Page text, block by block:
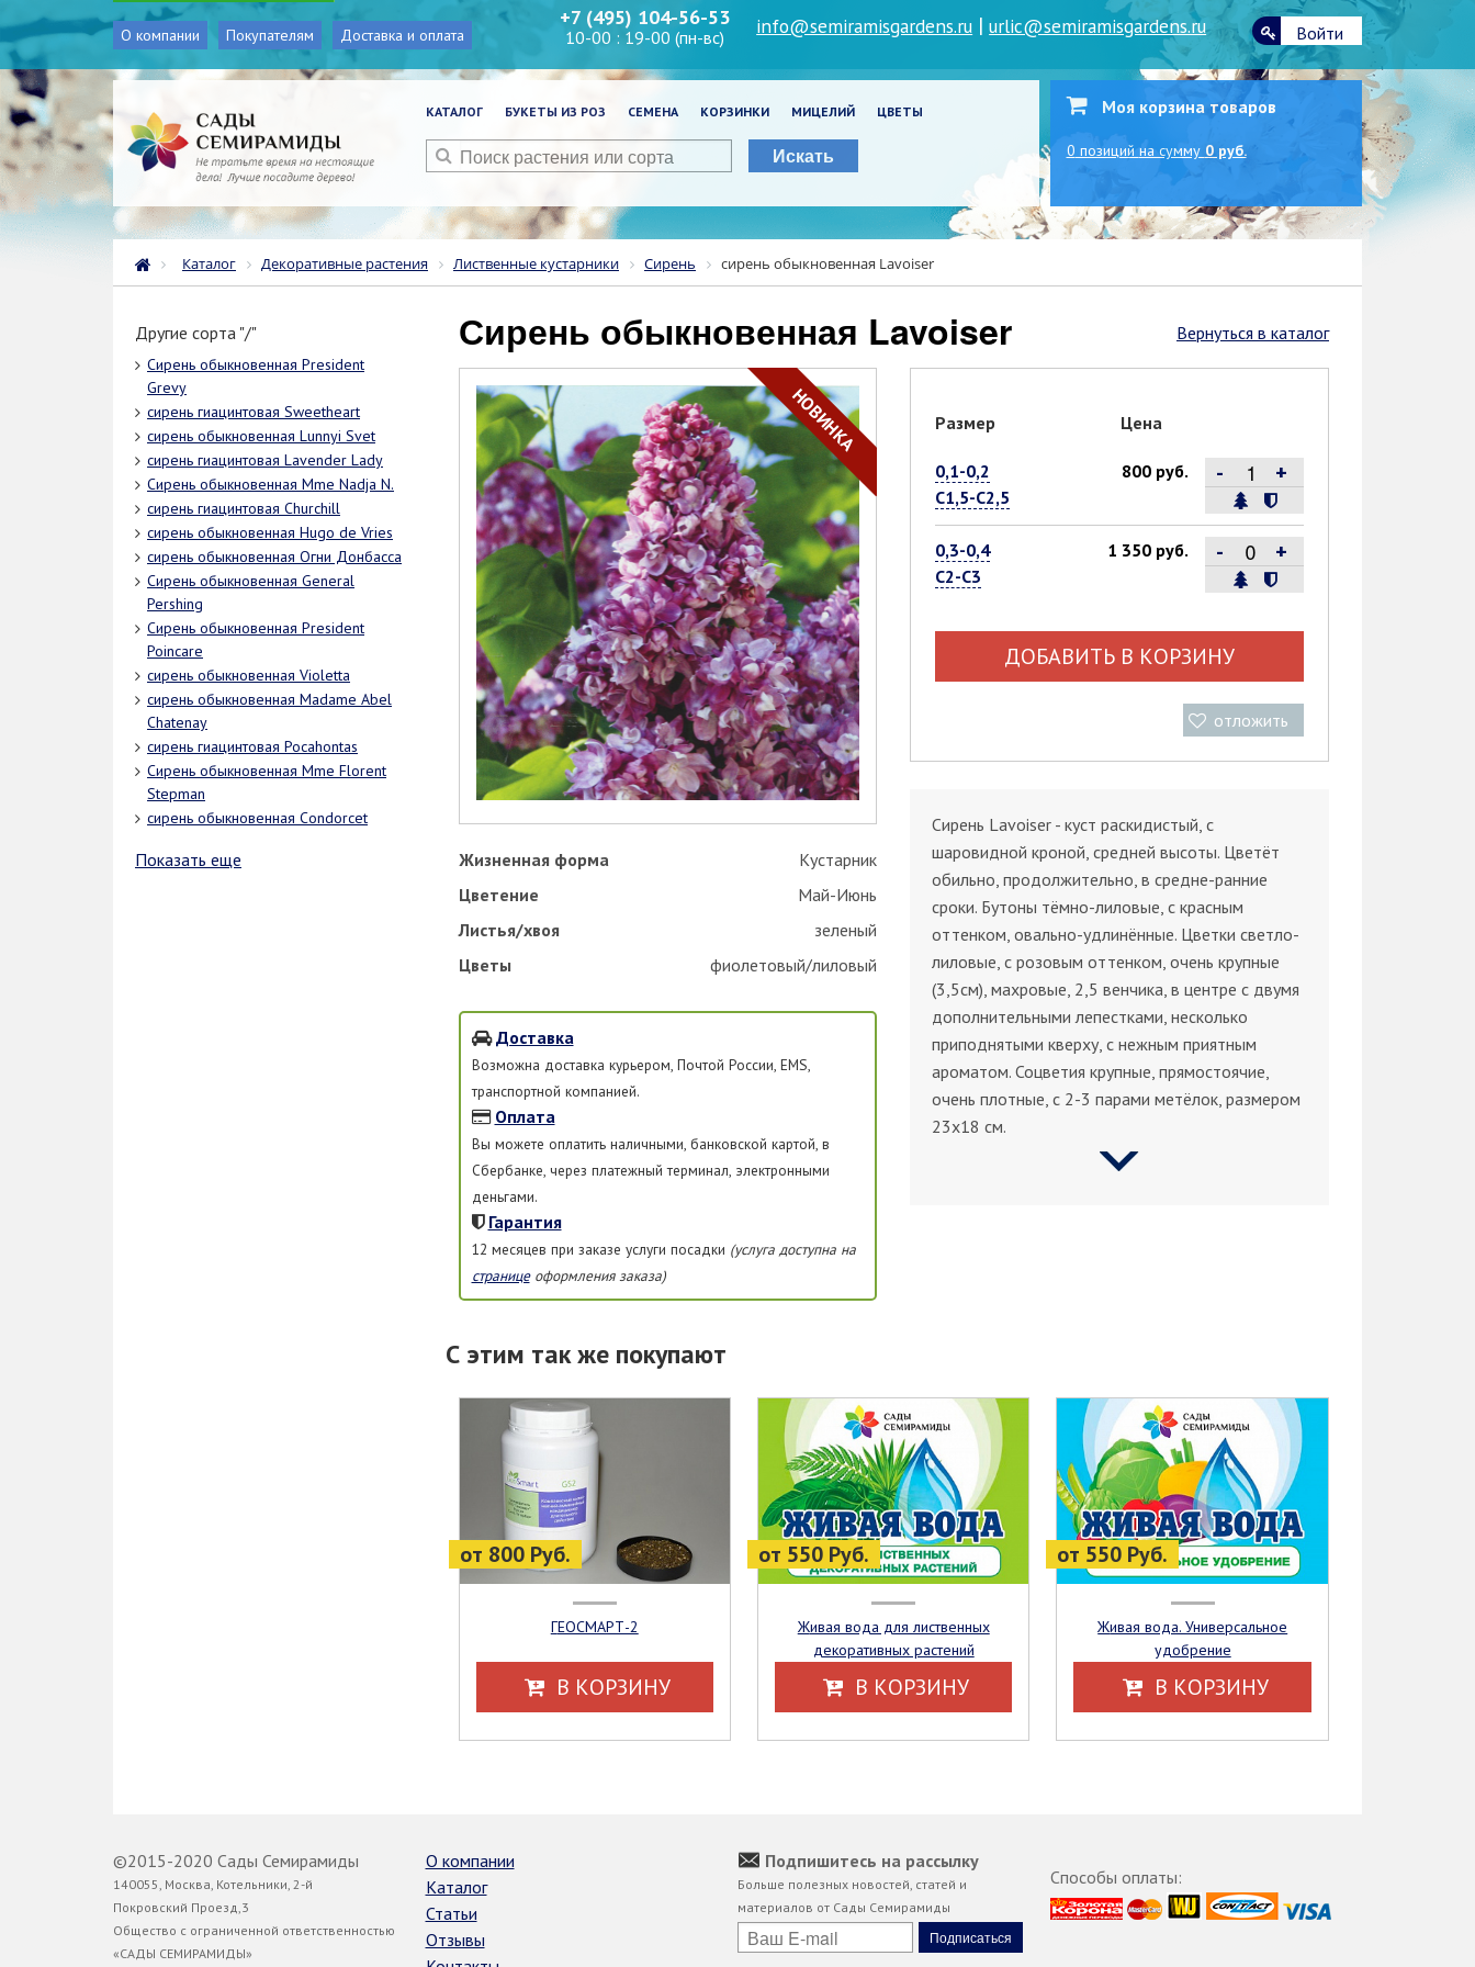
О компании Покупателям Доставка и оплата
+7 (495) 104-56-53
10-00 : 19-00 (пн-вс) info@semiramisgardens.ru |urlic@semiramisgardens.ru Войти
КАТАЛОГ БУКЕТЫ ИЗ РОЗ СЕМЕНА КОРЗИНКИ МИЦЕЛИЙ ЦВЕТЫ
Искать
Моя корзина товаров
0 позиций на сумму 0 руб.
Каталог Декоративные растения Лиственные кустарники Сирень сирень обыкновенная Lavoiser
Другие сорта "/"
Сирень обыкновенная President
Grevy
сирень гиацинтовая Sweetheart
сирень обыкновенная Lunnyi Svet
сирень гиацинтовая Lavender Lady
Сирень обыкновенная Mme Nadja N.
сирень гиацинтовая Churchill
сирень обыкновенная Hugo de Vries
сирень обыкновенная Огни Донбасса
Сирень обыкновенная General
Pershing
Сирень обыкновенная President
Poincare
сирень обыкновенная Violetta
сирень обыкновенная Madame Abel
Chatenay
сирень гиацинтовая Pocahontas
Сирень обыкновенная Mme Florent
Stepman
сирень обыкновенная Condorcet
Показать еще
Вернуться в каталог
сирень обыкновенная Lavoiser
НОВИНКА
Жизненная форма
Кустарник
Цветение
Май-Июнь
Листья/хвоя
зеленый
Цветы
фиолетовый/лиловый
Доставка
Возможна доставка курьером, Почтой России, EMS,
транспортной компанией.
Оплата
Вы можете оплатить наличными, банковской картой, в
Сбербанке, через платежный терминал, электронными
деньгами.
Гарантия
12 месяцев при заказе услуги посадки (услуга доступна на
страницеоформления заказа)
Размер Цена
0,1-0,2
С1,5-С2,5
800 руб. - +
0,3-0,4
С2-С3
1 350 руб. - +
ДОБАВИТЬ В КОРЗИНУ
отложить
Сирень Lavoiser - куст раскидистый, с
шаровидной кроной, средней высоты. Цветёт
обильно, продолжительно, в средне-ранние
сроки. Бутоны тёмно-лиловые, с красным
оттенком, овально-удлинённые. Цветки светло-
лиловые, с розовым оттенком, очень крупные
(3,5см), махровые, 2,5 венчика, в центре с двумя
дополнительными лепестками, несколько
приподнятыми кверху, с нежным приятным
ароматом. Соцветия крупные, прямостоячие,
очень плотные, с 2-3 парами метёлок, размером
23х18 см.
С этим так же покупают
от 800 Руб.
ГЕОСМАРТ-2
В КОРЗИНУ
от 550 Руб.
Живая вода для лиственных
декоративных растений
В КОРЗИНУ
от 550 Руб.
Живая вода. Универсальное
удобрение
В КОРЗИНУ
©2015-2020 Сады Семирамиды
140055, Москва, Котельники, 2-й
Покровский Проезд,3
Общество с ограниченной ответственностью
«САДЫ СЕМИРАМИДЫ»
О компании
Каталог
Статьи
Отзывы
Подпишитесь на рассылку
Больше полезных новостей, статей и
материалов от Сады Семирамиды
Способы оплаты: